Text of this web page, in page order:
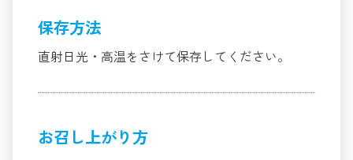
保存方法
直射日光・高温をさけて保存してください。
お召し上がり方